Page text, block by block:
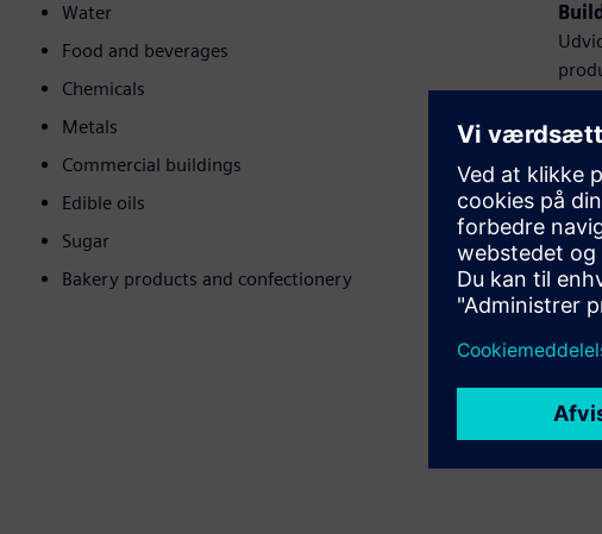
Water
Food and beverages
Chemicals
Metals
Commercial buildings
Edible oils
Sugar
Bakery products and confectionery
Build
Sell